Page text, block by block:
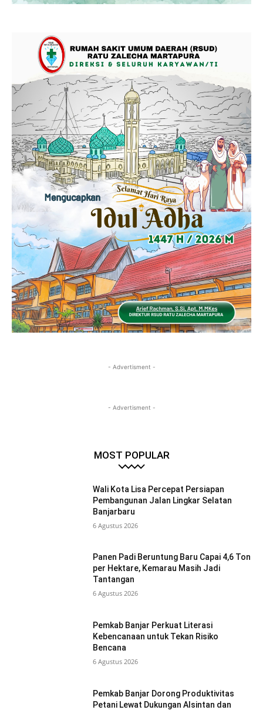
- Advertisment -
- Advertisment -
MOST POPULAR
Wali Kota Lisa Percepat Persiapan
Pembangunan Jalan Lingkar Selatan
Banjarbaru
6 Agustus 2026
Panen Padi Beruntung Baru Capai 4,6 Ton
per Hektare, Kemarau Masih Jadi
Tantangan
6 Agustus 2026
Pemkab Banjar Perkuat Literasi
Kebencanaan untuk Tekan Risiko
Bencana
6 Agustus 2026
Pemkab Banjar Dorong Produktivitas
Petani Lewat Dukungan Alsintan dan